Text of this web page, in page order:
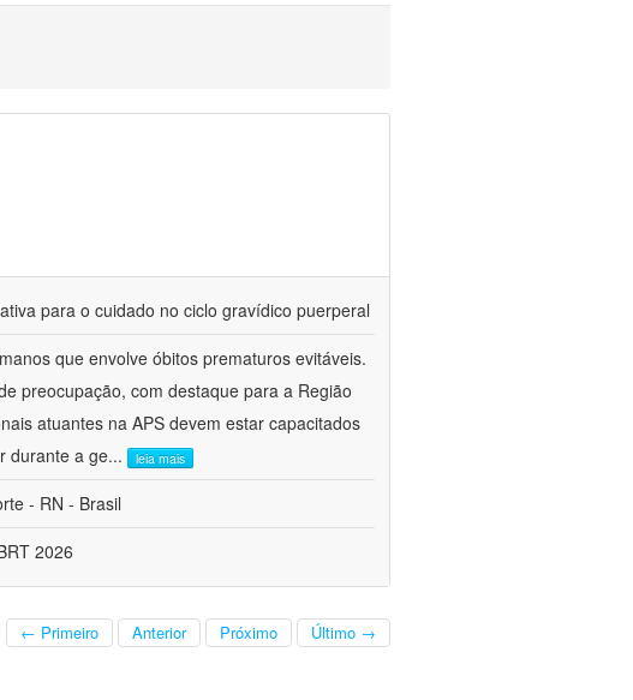
para o cuidado no ciclo gravídico puerperal
que envolve óbitos prematuros evitáveis.
preocupação, com destaque para a Região
atuantes na APS devem estar capacitados
durante a ge... leia mais
- RN - Brasil
2026
← Primeiro Anterior Próximo Último →